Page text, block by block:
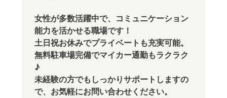
女性が多数活躍中で、コミュニケーション
能力を活かせる職場です！
土日祝お休みでプライベートも充実可能。
無料駐車場完備でマイカー通勤もラクラク
♪
未経験の方でもしっかりサポートしますの
で、お気軽にお問い合わせください。